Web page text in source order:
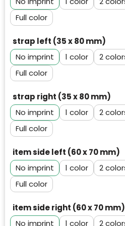
Full color
strap left (35 x 80 mm)
No imprint
1 2
Full color
strap right (35 x 80 mm)
No imprint
1 2
Full color
item side left (60 x 70 mm)
No imprint
1 2
Full color
item side right (60 x 70 mm)
No imprint
1 2